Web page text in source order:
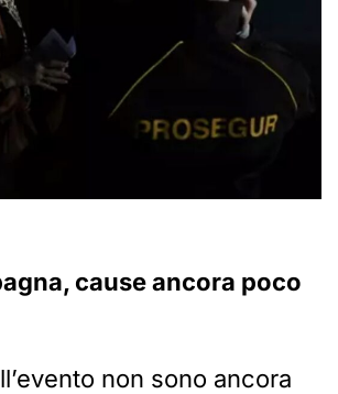
cause ancora poco
non sono ancora